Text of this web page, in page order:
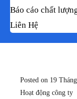
Báo cáo chất
Liên Hệ
Posted on 19
Hoạt động công ty